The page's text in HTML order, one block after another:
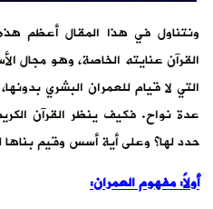
ونتناول في هذا المقال أعظم هذه
القرآن عنايته الخاصة، وهو مجال
التي لا قيام للعمران البشري
عدة نواح. فكيف ينظر القرآن
حدد لها؟ وعلى أية أسس وقيم
أولاً: مفهوم العمران: